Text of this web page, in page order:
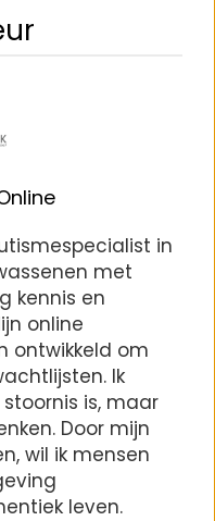
in
met
kennis en
online
ontwikkeld om
Ik
is, maar
Door mijn
wil ik mensen
leven.